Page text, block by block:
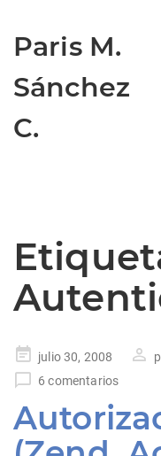
Paris M.
Sánchez
C.
Publicado
en
julio 30, 2008
6 comentarios